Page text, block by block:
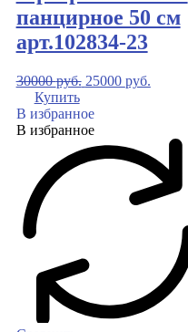
панцирное 50 см
арт.102834-23
30000руб. 25000 руб.
Купить
В избранное
В избранное